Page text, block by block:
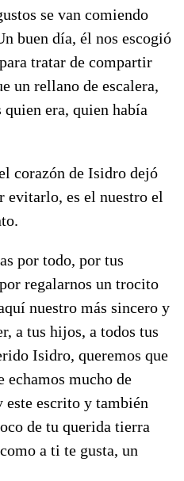
se van comiendo
buen día, él nos escogió
tratar de compartir
un rellano de escalera,
era, quien había
corazón de Isidro dejó
evitarlo, es el nuestro el
por todo, por tus
regalarnos un trocito
nuestro más sincero y
a tus hijos, a todos tus
Isidro, queremos que
echamos mucho de
este escrito y también
de tu querida tierra
a ti te gusta, un